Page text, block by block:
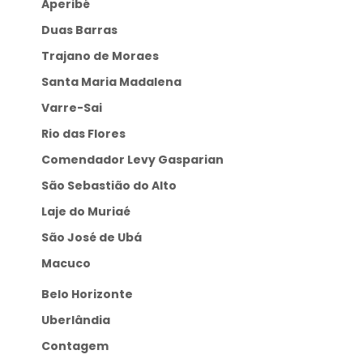
Aperibé
Duas Barras
Trajano de Moraes
Santa Maria Madalena
Varre-Sai
Rio das Flores
Comendador Levy Gasparian
São Sebastião do Alto
Laje do Muriaé
São José de Ubá
Macuco
Belo Horizonte
Uberlândia
Contagem